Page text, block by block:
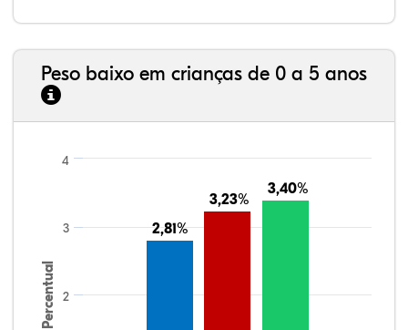
Peso baixo em crianças de 0 a 5 anos
Percentual
2,81%
2,81%
3,23%
3,23%
3,40%
3,40%
2
3
4